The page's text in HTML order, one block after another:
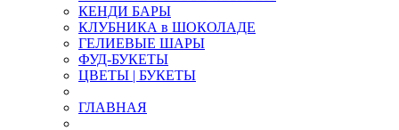
КЕНДИ БАРЫ
КЛУБНИКА в ШОКОЛАДЕ
ГЕЛИЕВЫЕ ШАРЫ
ФУД-БУКЕТЫ
ЦВЕТЫ | БУКЕТЫ
ГЛАВНАЯ